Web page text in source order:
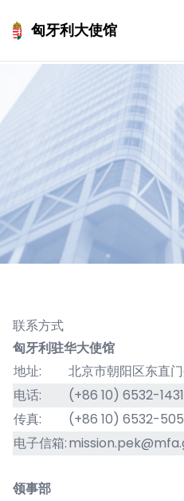
匈牙利大使馆
联系方式
匈牙利驻华大使馆
地址:
北京市朝阳区东直
电话:
(+86 10) 6532-
传真:
(+86 10) 6532-
电子信箱:
​领事部